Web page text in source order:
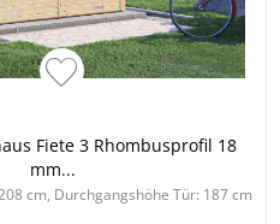
Fiete 3 Rhombusprofil 18
mm...
cm, Durchgangshöhe Tür: 187 cm